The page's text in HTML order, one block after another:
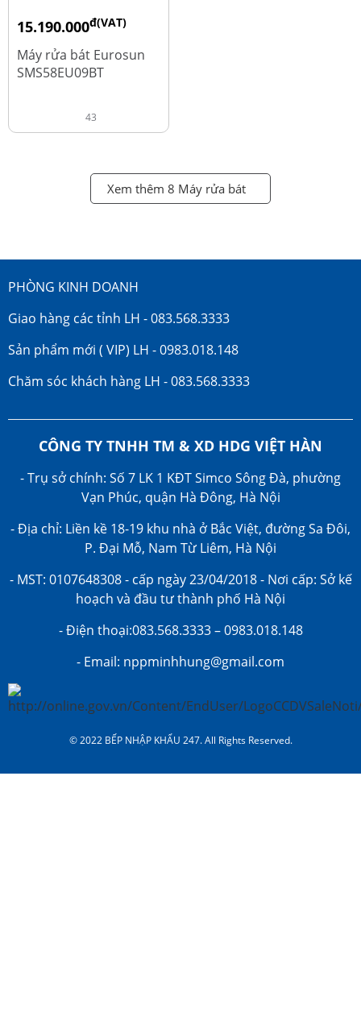
15.190.000đ(VAT)
18.990.000
Máy rửa bát Eurosun
SMS58EU09BT
43
Xem thêm 8 Máy rửa bát
PHÒNG KINH DOANH
Giao hàng các tỉnh LH - 083.568.3333
Sản phẩm mới ( VIP) LH - 0983.018.148
Chăm sóc khách hàng LH - 083.568.3333
CÔNG TY TNHH TM & XD HDG VIỆT HÀN
- Trụ sở chính: Số 7 LK 1 KĐT Simco Sông Đà, phường
Vạn Phúc, quận Hà Đông, Hà Nội
- Địa chỉ: Liền kề 18-19 khu nhà ở Bắc Việt, đường Sa Đôi,
P. Đại Mỗ, Nam Từ Liêm, Hà Nội
- MST: 0107648308 - cấp ngày 23/04/2018 - Nơi cấp: Sở kế
hoạch và đầu tư thành phố Hà Nội
- Điện thoại:083.568.3333 – 0983.018.148
- Email: nppminhhung@gmail.com
© 2022 BẾP NHẬP KHẨU 247. All Rights Reserved.